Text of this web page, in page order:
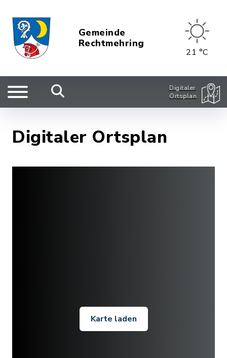
Gemeinde
Rechtmehring
21 °C
Digitaler
Ortsplan
Digitaler Ortsplan
Karte laden